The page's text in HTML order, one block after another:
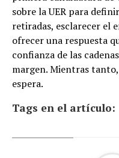
sobre la UER para
retiradas, esclarecer el
ofrecer una respuesta
confianza de las
margen. Mientras
espera.
Tags en el artículo: